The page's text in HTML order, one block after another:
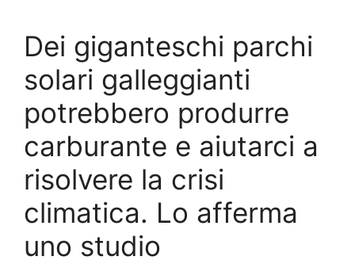
Dei giganteschi parchi
solari galleggianti
potrebbero produrre
carburante e aiutarci a
risolvere la crisi
climatica. Lo afferma
uno studio